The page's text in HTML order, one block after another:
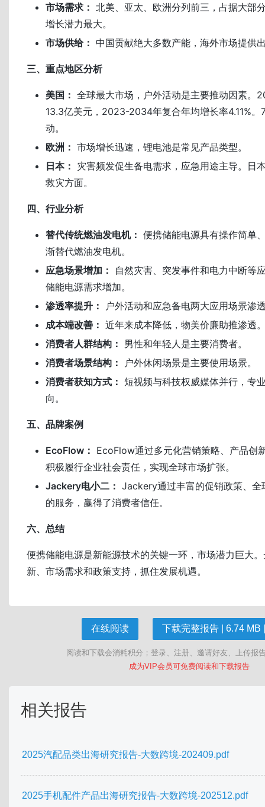
市场需求： 北美、亚太、欧洲分列前三，占据大部
增长潜力最大。
市场供给： 中国贡献绝大多数产能，海外市场提供
三、重点地区分析
美国： 全球最大市场，户外活动是主要推动因素。
13.3亿美元，2023-2034年复合年均增长率4.11%。
动。
欧洲： 市场增长迅速，锂电池是常见产品类型。
日本： 灾害频发促生备电需求，应急用途主导。日
救灾方面。
四、行业分析
替代传统燃油发电机： 便携储能电源具有操作简单
渐替代燃油发电机。
应急场景增加：
自然灾害、突发事件和电力中断等
储能电源需求增加。
渗透率提升：
户外活动和应急备电两大应用场景渗
成本端改善： 近年来成本降低，物美价廉助推渗透
消费者人群结构： 男性和年轻人是主要消费者。
消费者场景结构：
户外休闲场景是主要使用场景。
消费者获知方式： 短视频与科技权威媒体并行，专
向。
五、品牌案例
EcoFlow： EcoFlow通过多元化营销策略、产品创
积极履行企业社会责任，实现全球市场扩张。
Jackery电小二： Jackery通过丰富的促销政策、全
的服务，赢得了消费者信任。
六、总结
便携储能电源是新能源技术的关键一环，市场潜力巨大
新、市场需求和政策支持，抓住发展机遇。
在线阅读 下载完整报告 | 6.74 MB
阅读和下载会消耗积分；登录、注册、邀请好友、上传报
成为VIP会员可免费阅读和下载报告
相关报告
2025汽配品类出海研究报告-大数跨境-202409.pdf
2025手机配件产品出海研究报告-大数跨境-202512.pdf